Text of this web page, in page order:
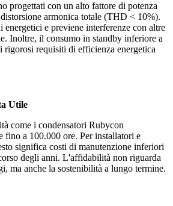
progettati con un alto fattore di potenza
armonica totale (THD < 10%).
energetici e previene interferenze con altre
Inoltre, il consumo in standby inferiore a
rigorosi requisiti di efficienza energetica
Utile
come i condensatori Rubycon
fino a 100.000 ore. Per installatori e
significa costi di manutenzione inferiori
degli anni. L'affidabilità non riguarda
ma anche la sostenibilità a lungo termine.